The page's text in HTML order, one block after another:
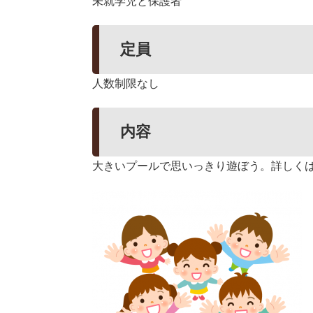
定員
人数制限なし
内容
大きいプールで思いっきり遊ぼう。詳しく